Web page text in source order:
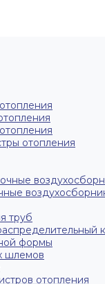
отопления
труб
формы
шлемов
отопления